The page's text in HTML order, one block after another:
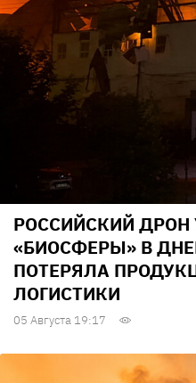
РОССИЙСКИЙ
«БИОСФЕРЫ» В
ПОТЕРЯЛА
ЛОГИСТИКИ
05 Августа 19:17